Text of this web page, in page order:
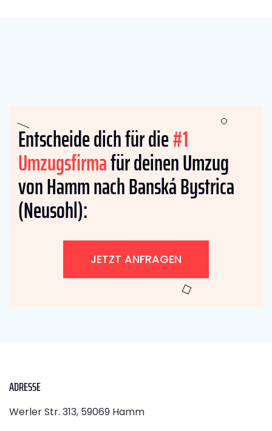
Entscheide dich für die#1
Umzugsfirmafür deinen Umzug
von Hamm nach Banská Bystrica
(Neusohl):
JETZT ANFRAGEN
ADRESSE
Werler Str. 313, 59069 Hamm